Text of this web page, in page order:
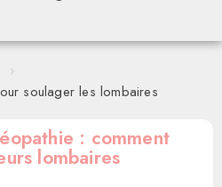
›
soulager les lombaires
: comment
lombaires